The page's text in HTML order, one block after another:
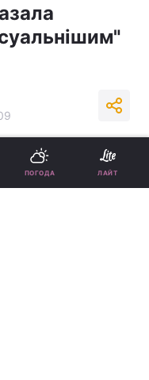
в Google
ПОГОДА ЛАЙТ